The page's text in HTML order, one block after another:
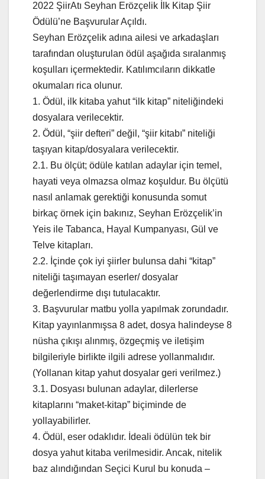
2022 ŞiirAtı Seyhan Erözçelik İlk Kitap Şiir
Ödülü’ne Başvurular Açıldı.
Seyhan Erözçelik adına ailesi ve arkadaşları
tarafından oluşturulan ödül aşağıda sıralanmış
koşulları içermektedir. Katılımcıların dikkatle
okumaları rica olunur.
1. Ödül, ilk kitaba yahut “ilk kitap” niteliğindeki
dosyalara verilecektir.
2. Ödül, “şiir defteri” değil, “şiir kitabı” niteliği
taşıyan kitap/dosyalara verilecektir.
2.1. Bu ölçüt; ödüle katılan adaylar için temel,
hayati veya olmazsa olmaz koşuldur. Bu ölçütü
nasıl anlamak gerektiği konusunda somut
birkaç örnek için bakınız, Seyhan Erözçelik’in
Yeis ile Tabanca, Hayal Kumpanyası, Gül ve
Telve kitapları.
2.2. İçinde çok iyi şiirler bulunsa dahi “kitap”
niteliği taşımayan eserler/ dosyalar
değerlendirme dışı tutulacaktır.
3. Başvurular matbu yolla yapılmak zorundadır.
Kitap yayınlanmışsa 8 adet, dosya halindeyse 8
nüsha çıkışı alınmış, özgeçmiş ve iletişim
bilgileriyle birlikte ilgili adrese yollanmalıdır.
(Yollanan kitap yahut dosyalar geri verilmez.)
3.1. Dosyası bulunan adaylar, dilerlerse
kitaplarını “maket-kitap” biçiminde de
yollayabilirler.
4. Ödül, eser odaklıdır. İdeali ödülün tek bir
dosya yahut kitaba verilmesidir. Ancak, nitelik
baz alındığından Seçici Kurul bu konuda –